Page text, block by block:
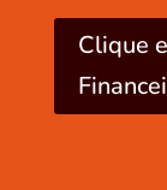
Clique